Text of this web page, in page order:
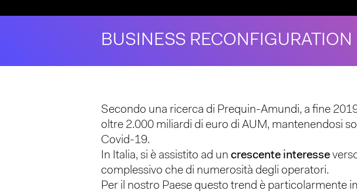
BUSINESS RECONFIGURATION
Secondo una ricerca di Prequin-Amundi, a fine
oltre 2.000 miliardi di euro di AUM, mantenendosi
Covid-19.
In Italia, si è assistito ad uncrescente interesse
complessivo che di numerosità degli operatori.
Per il nostro Paese questo trend è particolarmente